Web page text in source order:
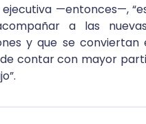
ejecutiva —entonces—,
a las
y que se
contar con mayor